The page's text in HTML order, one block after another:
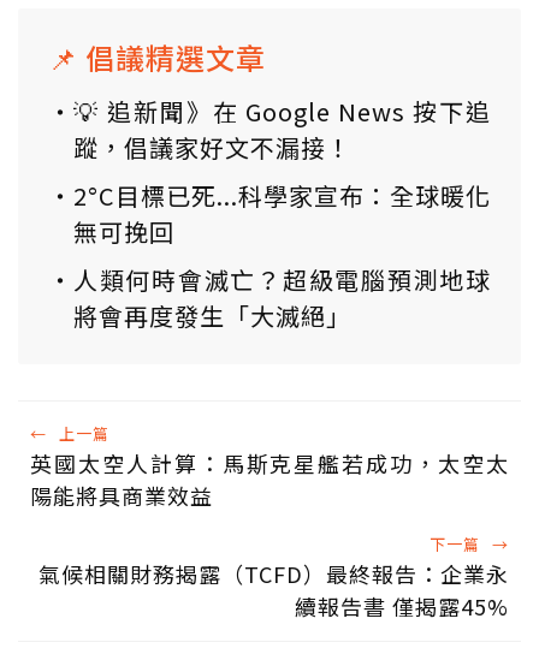
📌 倡議精選文章
💡 追新聞》在 Google News 按下追
蹤，倡議家好文不漏接！
2°C目標已死...科學家宣布：全球暖化
無可挽回
人類何時會滅亡？超級電腦預測地球
將會再度發生「大滅絕」
← 上一篇
英國太空人計算：馬斯克星艦若成功，太空太
陽能將具商業效益
下一篇 →
氣候相關財務揭露（TCFD）最終報告：企業永
續報告書 僅揭露45%